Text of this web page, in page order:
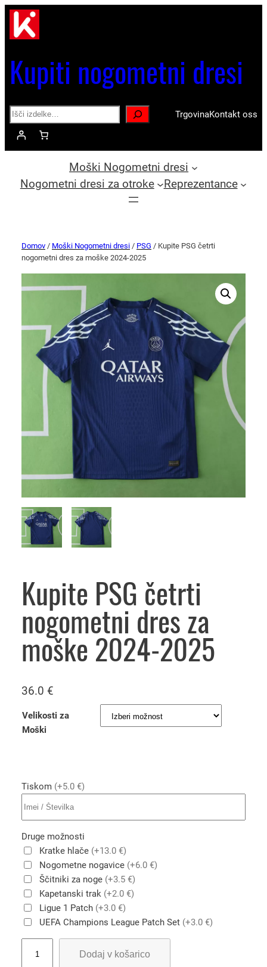
Kupiti nogometni dresi
Search TrgovinaKontakt oss
Moški Nogometni dresi
Nogometni dresi za otroke
Reprezentance
Domov / Moški Nogometni dresi / PSG / Kupite PSG četrti
nogometni dres za moške 2024-2025
Kupite PSG četrti
nogometni dres za
moške 2024-2025
36.0 €
Velikosti za
Moški
Tiskom (+5.0 €)
Druge možnosti
Kratke hlače (+13.0 €)
Nogometne nogavice (+6.0 €)
Ščitniki za noge (+3.5 €)
Kapetanski trak (+2.0 €)
Ligue 1 Patch (+3.0 €)
UEFA Champions League Patch Set (+3.0 €)
Dodaj v košarico